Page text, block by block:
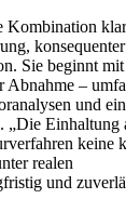
Kombination
Sie beginnt
–
und
„Die Einhaltung
keine
realen
und